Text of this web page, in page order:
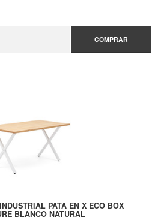
COMPRAR
PATA EN X ECO BOX
BLANCO NATURAL